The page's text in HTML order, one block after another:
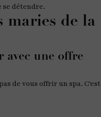
se détendre.
maries de la
avec une offre
de vous offrir un spa. C'est